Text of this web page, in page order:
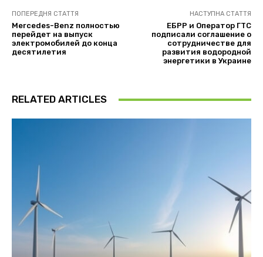
ПОПЕРЕДНЯ СТАТТЯ
Mercedes-Benz полностью
перейдет на выпуск
электромобилей до конца
десятилетия
НАСТУПНА СТАТТЯ
ЕБРР и Оператор ГТС
подписали соглашение о
сотрудничестве для
развития водородной
энергетики в Украине
RELATED ARTICLES